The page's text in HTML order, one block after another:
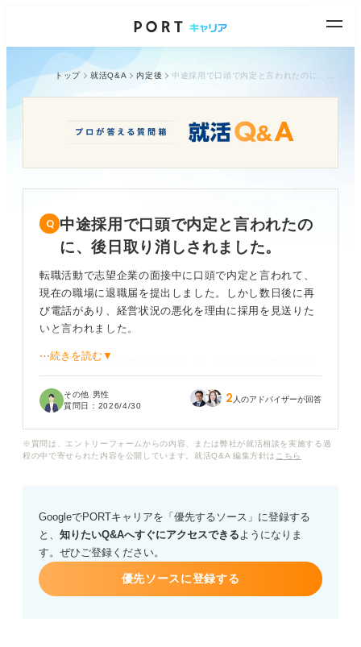
トップ 就活Q&A 内定後
中途採用で口頭で内定と言われたの
に、後日取り消しされました。
転職活動で志望企業の面接中に口頭で内定と言われて、
現在の職場に退職届を提出しました。しかし数日後に再
び電話があり、経営状況の悪化を理由に採用を見送りた
いと言われました。
内定通知書を受け取る前でしたが、口頭での約束だけで
職の退職準備を進めてしまっているため、このまま引き
⋯続きを読む▼
その他 男性
質問日： 2026/4/30 2 人のアドバイザーが回答
※質問は、エントリーフォームからの内容、または弊社が就活相談を実施する過
程の中で寄せられた内容を公開しています。就活Q&A 編集方針は こちら
GoogleでPORTキャリアを「優先するソース」に登録する
と、 知りたいQ&Aへすぐにアクセスできるようになりま
す。ぜひご登録ください。
優先ソースに登録する